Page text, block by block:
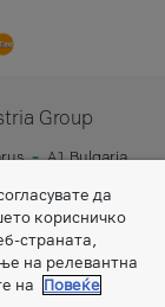
Group
A1 Bulgaria
да
корисничко
страната,
на релевантна
на
Повеќе